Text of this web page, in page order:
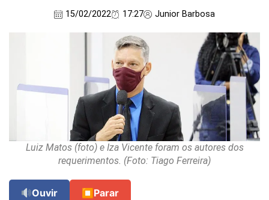
15/02/2022 17:27 Junior Barbosa
Luiz Matos (foto) e Iza Vicente foram os autores dos
requerimentos. (Foto: Tiago Ferreira)
Ouvir ⏹ Parar